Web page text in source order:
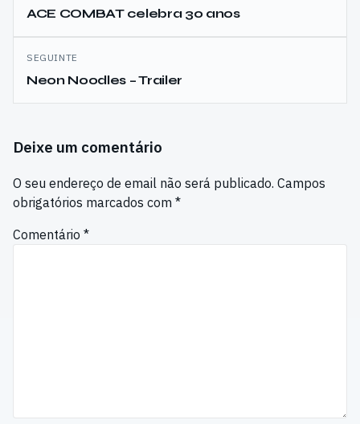
de
artigos
ACE COMBAT celebra 30 anos
SEGUINTE
Neon Noodles – Trailer
Deixe um comentário
O seu endereço de email não será publicado. Campos
obrigatórios marcados com *
Comentário *